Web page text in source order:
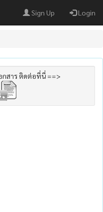
Sign Up Login
กสาร ติดต่อที่นี่ ==>